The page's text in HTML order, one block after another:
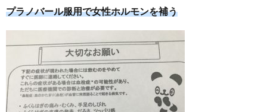
プラノバール服用で女性ホルモンを補う